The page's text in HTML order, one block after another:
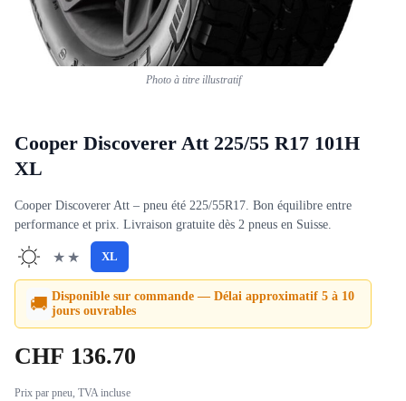
Photo à titre illustratif
Cooper Discoverer Att 225/55 R17 101H
XL
Cooper Discoverer Att – pneu été 225/55R17. Bon équilibre entre
performance et prix. Livraison gratuite dès 2 pneus en Suisse.
★★ XL
🚚 Disponible sur commande — Délai approximatif 5 à 10
jours ouvrables
CHF 136.70
Prix par pneu, TVA incluse